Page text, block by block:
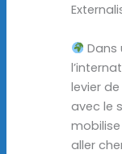
Dans
levier
avec le
aller